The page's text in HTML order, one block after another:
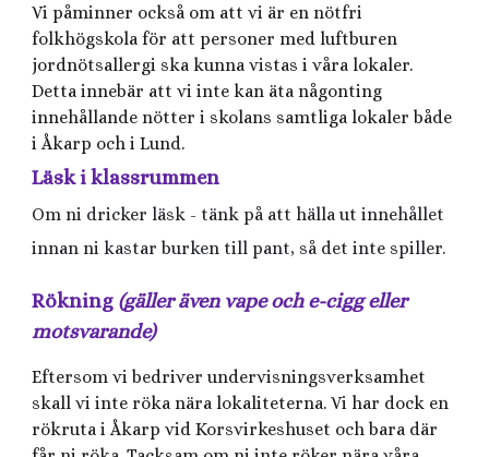
Vi påminner också om att vi är en nötfri
folkhögskola för att personer med luftburen
jordnötsallergi ska kunna vistas i våra lokaler.
Detta innebär att vi inte kan äta någonting
innehållande nötter i skolans samtliga lokaler både
i Åkarp och i Lund.
Läsk i klassrummen
Om ni dricker läsk - tänk på att hälla ut innehållet
innan ni kastar burken till pant, så det inte spiller.
Rökning (gäller även vape och e-cigg eller
motsvarande)
Eftersom vi bedriver undervisningsverksamhet
skall vi inte röka nära lokaliteterna. Vi har dock en
rökruta i Åkarp vid Korsvirkeshuset och bara där